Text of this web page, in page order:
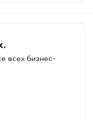
всех бизнес-